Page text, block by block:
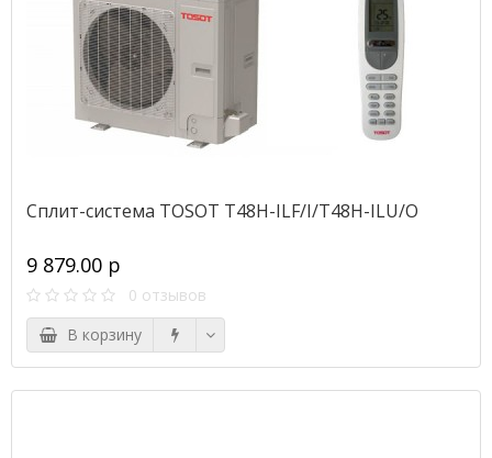
Сплит-система TOSOT T48H-ILF/I/T48H-ILU/O
9 879.00 р
0 отзывов
В корзину